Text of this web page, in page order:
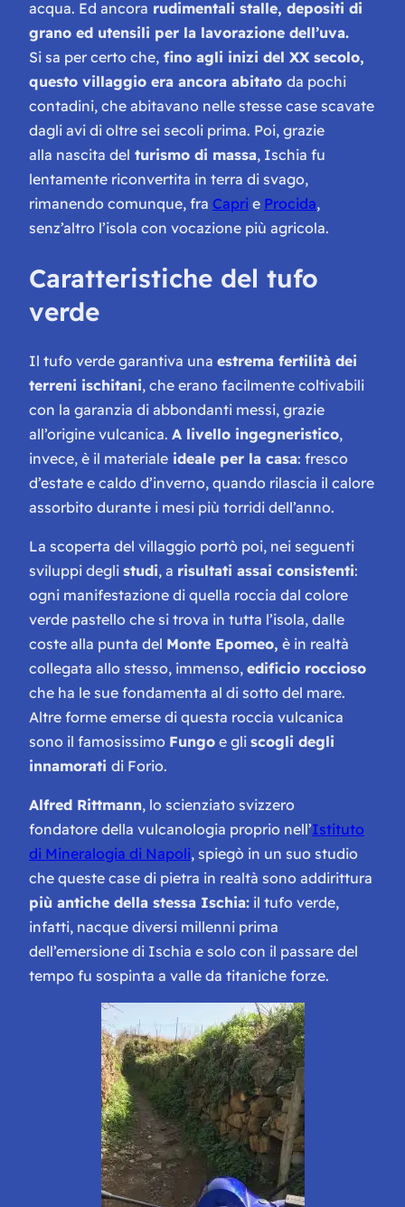
acqua. Ed ancora rudimentali stalle, depositi di
grano ed utensili per la lavorazione dell’uva.
Si sa per certo che, fino agli inizi del XX secolo,
questo villaggio era ancora abitato da pochi
contadini, che abitavano nelle stesse case scavate
dagli avi di oltre sei secoli prima. Poi, grazie
alla nascita del turismo di massa, Ischia fu
lentamente riconvertita in terra di svago,
rimanendo comunque, fra Capri e Procida,
senz’altro l’isola con vocazione più agricola.
Caratteristiche del tufo
verde
Il tufo verde garantiva una estrema fertilità dei
terreni ischitani, che erano facilmente coltivabili
con la garanzia di abbondanti messi, grazie
all’origine vulcanica. A livello ingegneristico,
invece, è il materiale ideale per la casa: fresco
d’estate e caldo d’inverno, quando rilascia il calore
assorbito durante i mesi più torridi dell’anno.
La scoperta del villaggio portò poi, nei seguenti
sviluppi degli studi, a risultati assai consistenti:
ogni manifestazione di quella roccia dal colore
verde pastello che si trova in tutta l’isola, dalle
coste alla punta del Monte Epomeo, è in realtà
collegata allo stesso, immenso, edificio roccioso
che ha le sue fondamenta al di sotto del mare.
Altre forme emerse di questa roccia vulcanica
sono il famosissimo Fungo e gli scogli degli
innamorati di Forio.
Alfred Rittmann, lo scienziato svizzero
fondatore della vulcanologia proprio nell’Istituto
di Mineralogia di Napoli, spiegò in un suo studio
che queste case di pietra in realtà sono addirittura
più antiche della stessa Ischia: il tufo verde,
infatti, nacque diversi millenni prima
dell’emersione di Ischia e solo con il passare del
tempo fu sospinta a valle da titaniche forze.